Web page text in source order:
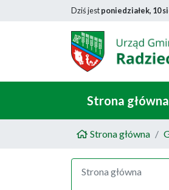
Dziś jestponiedziałek, 10
Strona główna
Strona główna
Strona główna